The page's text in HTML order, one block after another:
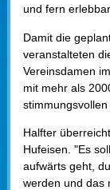
und fern
Damit die
veranstalteten
Vereinsdamen
mit mehr als
Halfter
Hufeisen. "Es
aufwärts geht,
werden und das